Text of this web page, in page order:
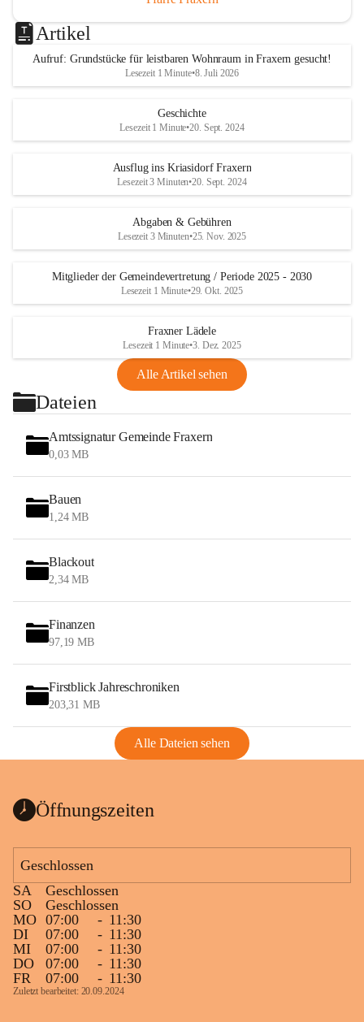
Artikel
Aufruf: Grundstücke für leistbaren Wohnraum in Fraxern gesucht!
Lesezeit 1 Minute•8. Juli 2026
Geschichte
Lesezeit 1 Minute•20. Sept. 2024
Ausflug ins Kriasidorf Fraxern
Lesezeit 3 Minuten•20. Sept. 2024
Abgaben & Gebühren
Lesezeit 3 Minuten•25. Nov. 2025
Mitglieder der Gemeindevertretung / Periode 2025 - 2030
Lesezeit 1 Minute•29. Okt. 2025
Fraxner Lädele
Lesezeit 1 Minute•3. Dez. 2025
Alle Artikel sehen
Dateien
Amtssignatur Gemeinde Fraxern
0,03 MB
Bauen
1,24 MB
Blackout
2,34 MB
Finanzen
97,19 MB
Firstblick Jahreschroniken
203,31 MB
Alle Dateien sehen
Öffnungszeiten
Geschlossen
SA
Geschlossen
SO
Geschlossen
MO 07:00 - 11:30
DI
07:00 - 11:30
MI
07:00 - 11:30
DO
07:00 - 11:30
FR
07:00 - 11:30
Zuletzt bearbeitet: 20.09.2024